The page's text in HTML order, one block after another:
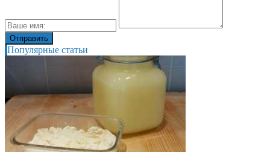
Популярные статьи